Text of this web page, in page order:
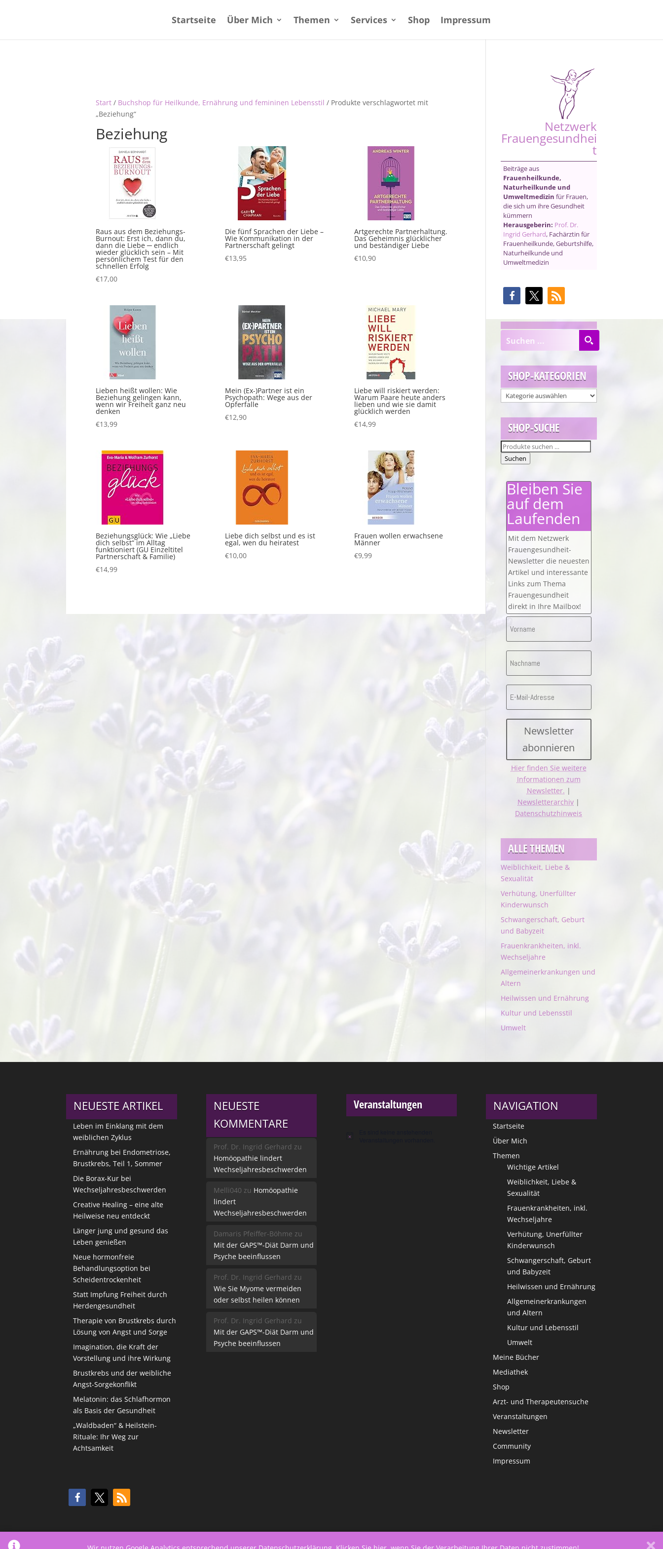
Startseite Über Mich Themen Services Shop Impressum
Start/ Buchshop für Heilkunde, Ernährung und femininen Lebensstil / Produkte verschlagwortet mit
„Beziehung“
Beziehung
Raus aus dem Beziehungs-
Burnout: Erst ich, dann du,
dann die Liebe ─ endlich
wieder glücklich sein – Mit
persönlichem Test für den
schnellen Erfolg
€17,00
Die fünf Sprachen der Liebe –
Wie Kommunikation in der
Partnerschaft gelingt
€13,95
Artgerechte Partnerhaltung.
Das Geheimnis glücklicher
und beständiger Liebe
€10,90
Lieben heißt wollen: Wie
Beziehung gelingen kann,
wenn wir Freiheit ganz neu
denken
€13,99
Mein (Ex-)Partner ist ein
Psychopath: Wege aus der
Opferfalle
€12,90
Liebe will riskiert werden:
Warum Paare heute anders
lieben und wie sie damit
glücklich werden
€14,99
Beziehungsglück: Wie „Liebe
dich selbst“ im Alltag
funktioniert (GU Einzeltitel
Partnerschaft & Familie)
€14,99
Liebe dich selbst und es ist
egal, wen du heiratest
€10,00
Frauen wollen erwachsene
Männer
€9,99
Netzwerk
Frauengesundhei
t
Beiträge aus
Frauenheilkunde,
Naturheilkunde und
Umweltmedizin für Frauen,
die sich um ihre Gesundheit
kümmern
Herausgeberin: Prof. Dr.
Ingrid Gerhard, Fachärztin für
Frauenheilkunde, Geburtshilfe,
Naturheilkunde und
Umweltmedizin
SHOP-KATEGORIEN
SHOP-SUCHE
Suchen
nach:
Suchen
Bleiben Sie
auf dem
Laufenden
Mit dem Netzwerk
Frauengesundheit-
Newsletter die neuesten
Artikel und interessante
Links zum Thema
Frauengesundheit
direkt in Ihre Mailbox!
Newsletter
abonnieren
Hier finden Sie weitere
Informationen zum
Newsletter. |
Newsletterarchiv |
Datenschutzhinweis
ALLE THEMEN
Weiblichkeit, Liebe &
Sexualität
Verhütung, Unerfüllter
Kinderwunsch
Schwangerschaft, Geburt
und Babyzeit
Frauenkrankheiten, inkl.
Wechseljahre
Allgemeinerkrankungen und
Altern
Heilwissen und Ernährung
Kultur und Lebensstil
Umwelt
NEUESTE ARTIKEL
Leben im Einklang mit dem
weiblichen Zyklus
Ernährung bei Endometriose,
Brustkrebs, Teil 1, Sommer
Die Borax-Kur bei
Wechseljahresbeschwerden
Creative Healing – eine alte
Heilweise neu entdeckt
Länger jung und gesund das
Leben genießen
Neue hormonfreie
Behandlungsoption bei
Scheidentrockenheit
Statt Impfung Freiheit durch
Herdengesundheit
Therapie von Brustkrebs durch
Lösung von Angst und Sorge
Imagination, die Kraft der
Vorstellung und ihre Wirkung
Brustkrebs und der weibliche
Angst-Sorgekonflikt
Melatonin: das Schlafhormon
als Basis der Gesundheit
„Waldbaden“ & Heilstein-
Rituale: Ihr Weg zur
Achtsamkeit
NEUESTE
KOMMENTARE
Prof. Dr. Ingrid Gerhard zu
Homöopathie lindert
Wechseljahresbeschwerden
Melli040 zu Homöopathie
lindert
Wechseljahresbeschwerden
Damaris Pfeiffer-Böhme zu
Mit der GAPS™-Diät Darm und
Psyche beeinflussen
Prof. Dr. Ingrid Gerhard zu
Wie Sie Myome vermeiden
oder selbst heilen können
Prof. Dr. Ingrid Gerhard zu
Mit der GAPS™-Diät Darm und
Psyche beeinflussen
Veranstaltungen
Hinweis
NAVIGATION
Startseite
Über Mich
Themen
Wichtige Artikel
Weiblichkeit, Liebe &
Sexualität
Frauenkrankheiten, inkl.
Wechseljahre
Verhütung, Unerfüllter
Kinderwunsch
Schwangerschaft, Geburt
und Babyzeit
Heilwissen und Ernährung
Allgemeinerkrankungen
und Altern
Kultur und Lebensstil
Umwelt
Meine Bücher
Mediathek
Shop
Arzt- und Therapeutensuche
Veranstaltungen
Newsletter
Community
Impressum